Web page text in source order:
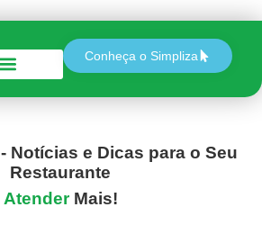
Conheça o Simpliza
Notícias e Dicas para o Seu
Restaurante
Atender Mais!